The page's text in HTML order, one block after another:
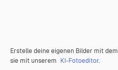
Erstelle deine eigenen Bilder mit dem
sie mit unserem KI-Fotoeditor.